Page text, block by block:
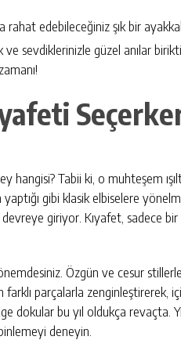
rahat edebileceğiniz şık bir
sevdiklerinizle güzel anılar
hangisi? Tabii ki, o muhteşem
gibi klasik elbiselere
giriyor. Kıyafet, sadece
Özgün ve cesur
parçalarla zenginleştirerek,
dokular bu yıl oldukça revaçta.
deneyin.